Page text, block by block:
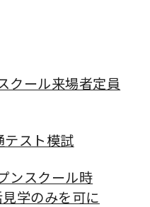
クール来場者定員
スト模試
ンスクール時
学のみを可に